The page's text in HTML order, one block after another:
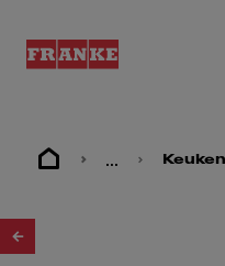
...